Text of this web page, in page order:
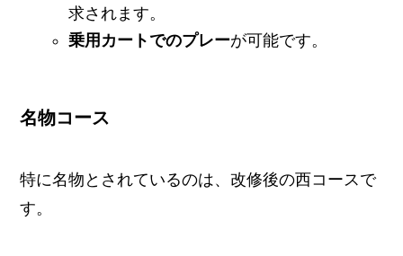
求されます。
乗用カートでのプレーが可能です。
名物コース
特に名物とされているのは、改修後の西コースで
す。